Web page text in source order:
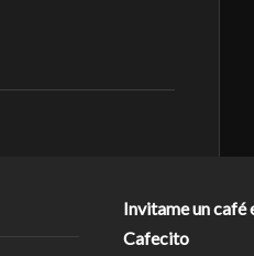
Invitame un café
Cafecito